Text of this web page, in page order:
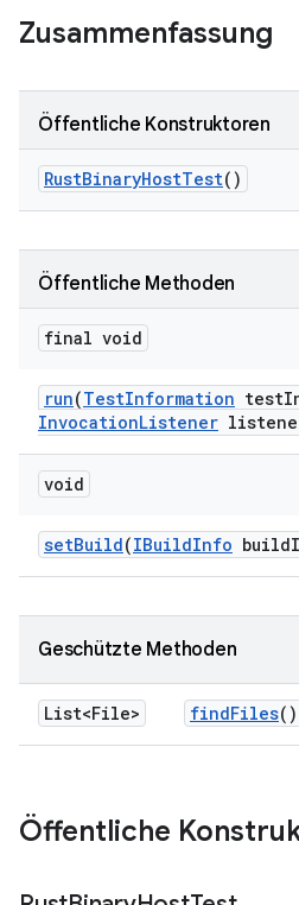
Zusammenfassung
Öffentliche Konstruktoren
RustBinaryHostTest()
Öffentliche Methoden
final void
run(TestInformation test
InvocationListener
void
setBuild(IBuildInfo build
Geschützte Methoden
List<File> findFiles()
Öffentliche